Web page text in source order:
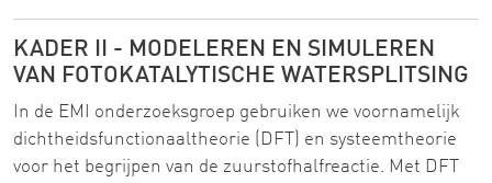
KADER II - MODELEREN EN SIMULEREN
VAN FOTOKATALYTISCHE WATERSPLITSING
In de EMI onderzoeksgroep gebruiken we voornamelijk
dichtheidsfunctionaaltheorie (DFT) en systeemtheorie
voor het begrijpen van de zuurstofhalfreactie. Met DFT